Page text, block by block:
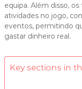
equipa. Além disso,
atividades no jogo,
eventos, permitindo
gastar dinheiro real.
Key sections in